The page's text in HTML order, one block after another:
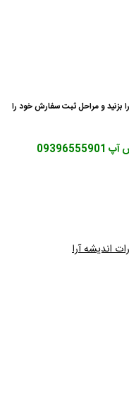
بزنید و مراحل ثبت سفارش خود را
اندیشه آرا